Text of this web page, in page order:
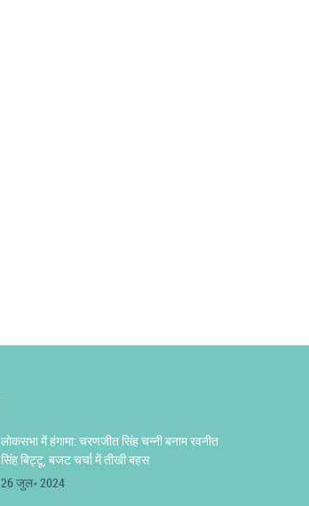
लोकसभा में हंगामा: चरणजीत सिंह चन्नी बनाम रवनीत
सिंह बिट्टू, बजट चर्चा में तीखी बहस
26 जुल॰ 2024